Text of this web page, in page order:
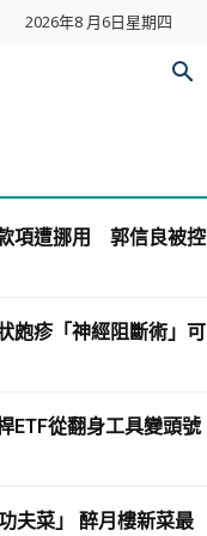
2026年8 月6日星期四
項遭挪用 郭信良被控
皰疹「神經阻斷術」可
ETF從翻身工具變頭號
夫菜」 醉月樓新菜最